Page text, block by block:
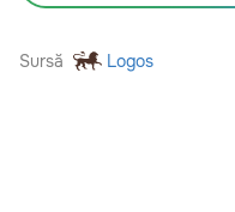
Sursă Logos